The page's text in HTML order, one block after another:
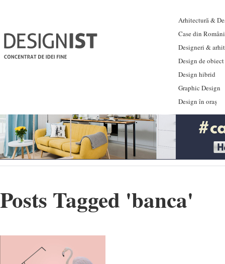
Arhitectură &
Case din
Designeri &
Design de obiect
Design hibrid
Graphic Design
Design în oraș
Posts Tagged 'banca'